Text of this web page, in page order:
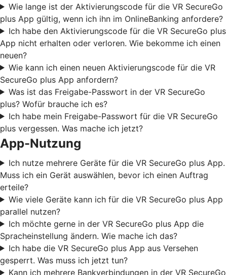
Wie lange ist der Aktivierungscode für die VR SecureGo
plus App gültig, wenn ich ihn im OnlineBanking anfordere?
Ich habe den Aktivierungscode für die VR SecureGo plus
App nicht erhalten oder verloren. Wie bekomme ich einen
neuen?
Wie kann ich einen neuen Aktivierungscode für die VR
SecureGo plus App anfordern?
Was ist das Freigabe-Passwort in der VR SecureGo
plus? Wofür brauche ich es?
Ich habe mein Freigabe-Passwort für die VR SecureGo
plus vergessen. Was mache ich jetzt?
App-Nutzung
Ich nutze mehrere Geräte für die VR SecureGo plus App.
Muss ich ein Gerät auswählen, bevor ich einen Auftrag
erteile?
Wie viele Geräte kann ich für die VR SecureGo plus App
parallel nutzen?
Ich möchte gerne in der VR SecureGo plus App die
Spracheinstellung ändern. Wie mache ich das?
Ich habe die VR SecureGo plus App aus Versehen
gesperrt. Was muss ich jetzt tun?
Kann ich mehrere Bankverbindungen in der VR SecureGo